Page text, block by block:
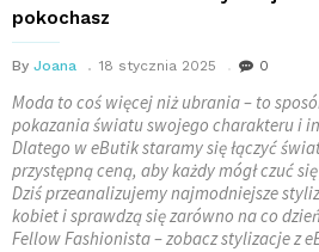
pokochasz
By Joana 18 stycznia 2025 0
Moda to coś więcej niż ubrania – to
pokazania światu swojego charakteru i
Dlatego w eButik staramy się łączyć
przystępną ceną, aby każdy mógł czuć
Dziś przeanalizujemy najmodniejsze
kobiet i sprawdzą się zarówno na co
Fellow Fashionista – zobacz stylizacje z